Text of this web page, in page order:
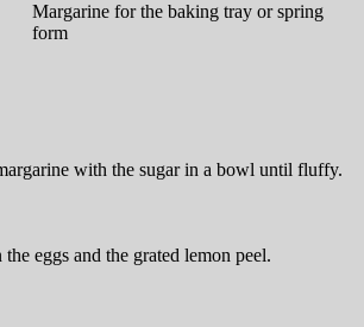
Margarine for the baking tray or spring
form
with the sugar in a bowl until fluffy.
eggs and the grated lemon peel.